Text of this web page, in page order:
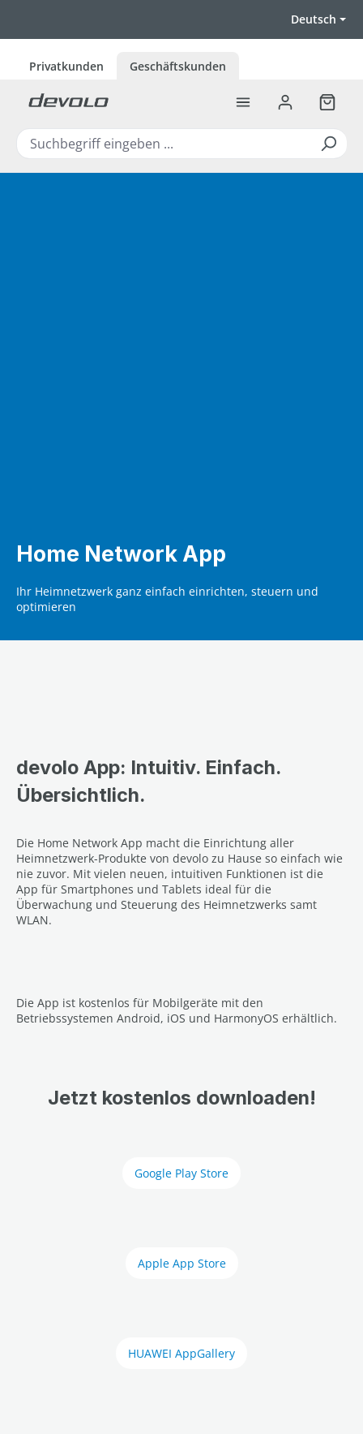
Deutsch
Privatkunden Geschäftskunden
Home Network App
Ihr Heimnetzwerk ganz einfach einrichten, steuern und
optimieren
devolo App: Intuitiv. Einfach.
Übersichtlich.
Die Home Network App macht die Einrichtung aller
Heimnetzwerk-Produkte von devolo zu Hause so einfach wie
nie zuvor. Mit vielen neuen, intuitiven Funktionen ist die
App für Smartphones und Tablets ideal für die
Überwachung und Steuerung des Heimnetzwerks samt
WLAN.
Die App ist kostenlos für Mobilgeräte mit den
Betriebssystemen Android, iOS und HarmonyOS erhältlich.
Jetzt kostenlos downloaden!
Google Play Store
Apple App Store
HUAWEI AppGallery